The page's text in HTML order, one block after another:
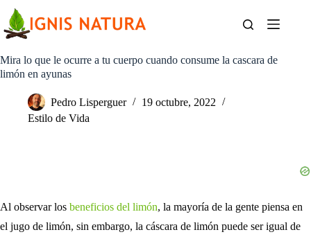
contenido
Mira lo que le ocurre a tu cuerpo cuando consume la cascara de
limón en ayunas
Pedro Lisperguer
19 octubre, 2022
Estilo de Vida
Al observar los beneficios del limón, la mayoría de la gente piensa en
el jugo de limón, sin embargo, la cáscara de limón puede ser igual de